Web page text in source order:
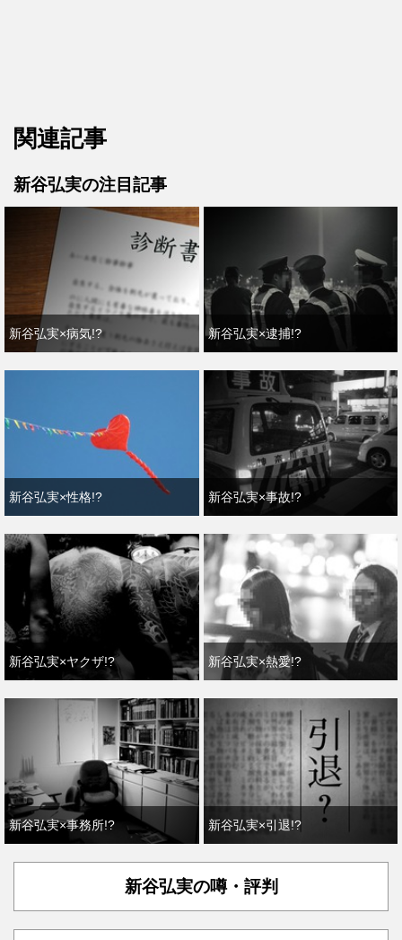
関連記事
新谷弘実の注目記事
新谷弘実×病気!? 新谷弘実×逮捕!?
新谷弘実×性格!? 新谷弘実×事故!?
新谷弘実×ヤクザ!? 新谷弘実×熱愛!?
新谷弘実×事務所!? 新谷弘実×引退!?
新谷弘実の噂・評判